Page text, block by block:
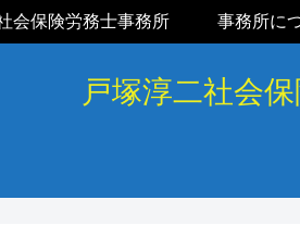
戸塚淳二社会
会保険労務士事務所 事務所に